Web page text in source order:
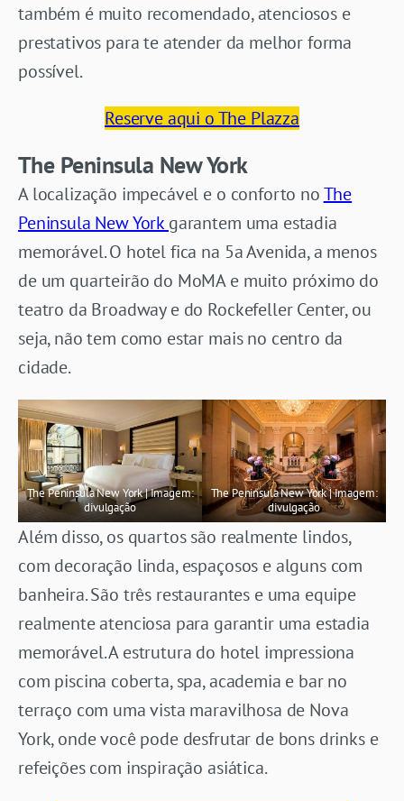
também é muito recomendado, atenciosos e
prestativos para te atender da melhor forma
possível.
Reserve aqui o The Plazza
The Peninsula New York
A localização impecável e o conforto noThe
Peninsula New York garantem uma estadia
memorável. O hotel fica na 5a Avenida, a menos
de um quarteirão do MoMA e muito próximo do
teatro da Broadway e do Rockefeller Center, ou
seja, não tem como estar mais no centro da
cidade.
The Peninsula New York | Imagem:
divulgação
The Peninsula New York | Imagem:
divulgação
Além disso, os quartos são realmente lindos,
com decoração linda, espaçosos e alguns com
banheira. São três restaurantes e uma equipe
realmente atenciosa para garantir uma estadia
memorável. A estrutura do hotel impressiona
com piscina coberta, spa, academia e bar no
terraço com uma vista maravilhosa de Nova
York, onde você pode desfrutar de bons drinks e
refeições com inspiração asiática.